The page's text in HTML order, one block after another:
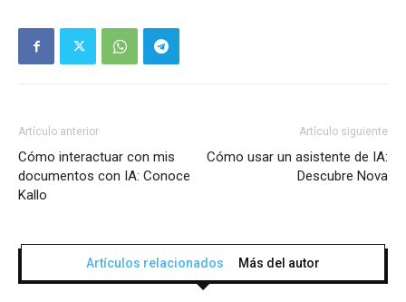
Artículo anterior
Cómo interactuar con mis
documentos con IA: Conoce
Kallo
Artículo siguiente
Cómo usar un asistente de IA:
Descubre Nova
Artículos relacionados Más del autor